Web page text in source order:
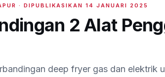
· DIPUBLIKASIKAN14 JANUARI 2025
2 Alat
deep fryer gas dan elektrik